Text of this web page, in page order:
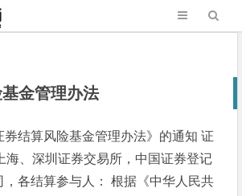
金管理办法
券结算风险基金管理办法》的通知 证
海、深圳证券交易所，中国证券登记
，各结算参与人： 根据《中华人民共